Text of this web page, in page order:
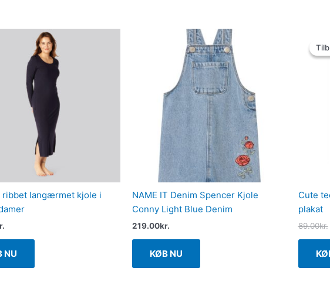
ribbet langærmet kjole i
NU
NAME IT Denim Spencer Kjole
Conny Light Blue Denim
219.00kr.
KØB NU
Cute
plakat
89.00kr.